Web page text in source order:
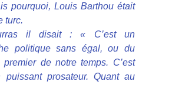
pourquoi, Louis Barthou était
turc.
il disait : « C’est un
politique sans égal, ou du
de notre temps. C’est
puissant prosateur. Quant au